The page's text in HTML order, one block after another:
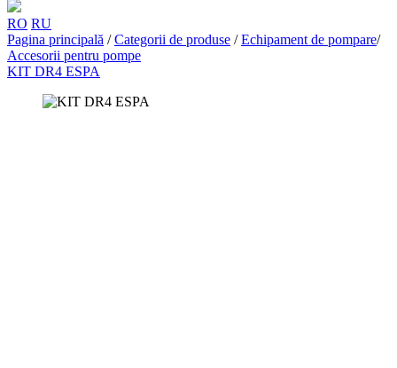
RO RU
Pagina principală / Categorii de produse / Echipament de pompare/
Accesorii pentru pompe
KIT DR4 ESPA